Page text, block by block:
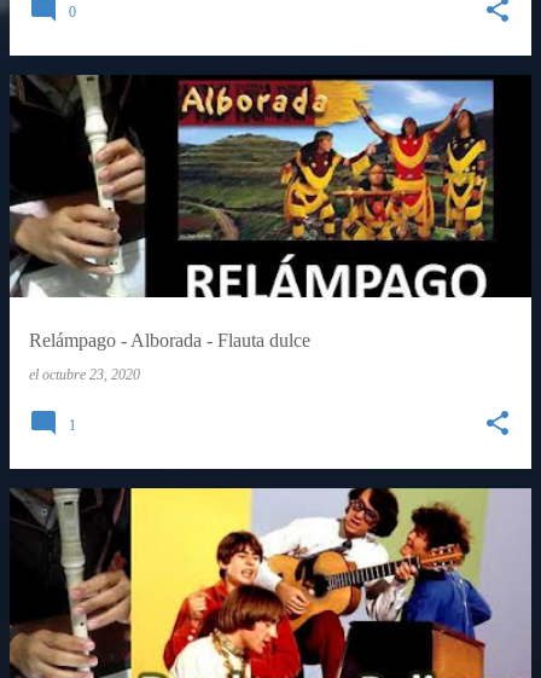
0
Relámpago - Alborada - Flauta dulce
el octubre 23, 2020
1